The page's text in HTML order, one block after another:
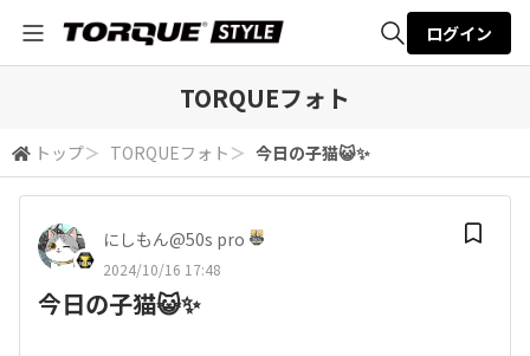
検索
ログイン
TORQUEフォト
トップ＞ TORQUEフォト ＞ 今日の子猫😺✨
にしもん@50s pro
2024/10/16 17:48
今日の子猫😺✨